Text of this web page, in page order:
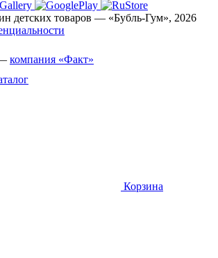
детских товаров — «Бубль-Гум», 2026
компания «Факт»
Корзина